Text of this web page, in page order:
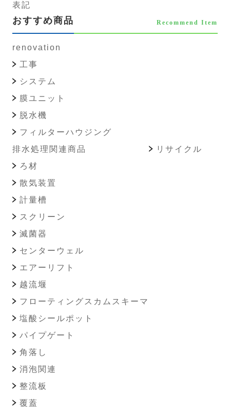
表記
おすすめ商品 Recommend Item
renovation
工事
システム
膜ユニット
脱水機
フィルターハウジング
排水処理関連商品
ろ材
散気装置
計量槽
スクリーン
滅菌器
センターウェル
エアーリフト
越流堰
フローティングスカムスキーマ
塩酸シールポット
パイプゲート
角落し
消泡関連
整流板
覆蓋
リサイクル